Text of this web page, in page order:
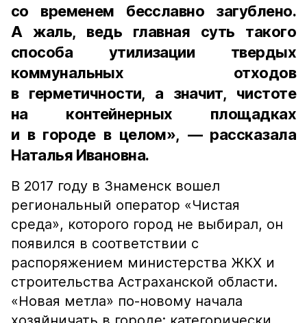
со временем бесславно загублено.
А жаль, ведь главная суть такого
способа утилизации твердых
коммунальных отходов
в герметичности, а значит, чистоте
на контейнерных площадках
и в городе в целом», — рассказала
Наталья Ивановна.
В 2017 году в Знаменск вошел
региональный оператор «Чистая
среда», которого город не выбирал, он
появился в соответствии с
распоряжением министерства ЖКХ и
строительства Астраханской области.
«Новая метла» по-новому начала